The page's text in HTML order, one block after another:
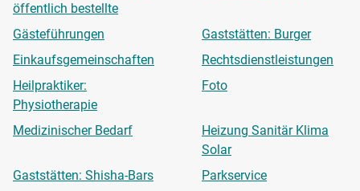
öffentlich bestellte
Gästeführungen
Gaststätten: Burger
Einkaufsgemeinschaften
Rechtsdienstleistungen
Heilpraktiker:
Physiotherapie
Foto
Medizinischer Bedarf
Heizung Sanitär Klima
Solar
Gaststätten: Shisha-Bars
Parkservice